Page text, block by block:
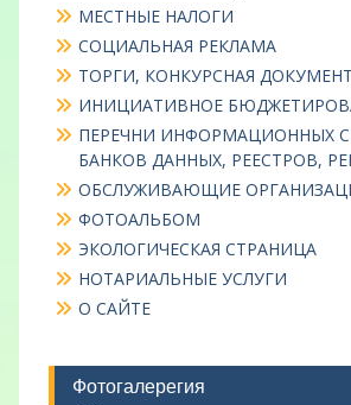
МЕСТНЫЕ НАЛОГИ
СОЦИАЛЬНАЯ РЕКЛАМА
ТОРГИ, КОНКУРСНАЯ
ИНИЦИАТИВНОЕ
ПЕРЕЧНИ ИНФОРМАЦИОННЫХ
БАНКОВ ДАННЫХ, РЕЕСТРОВ,
ОБСЛУЖИВАЮЩИЕ
ФОТОАЛЬБОМ
ЭКОЛОГИЧЕСКАЯ СТРАНИЦА
НОТАРИАЛЬНЫЕ УСЛУГИ
О САЙТЕ
Фотогалерегия